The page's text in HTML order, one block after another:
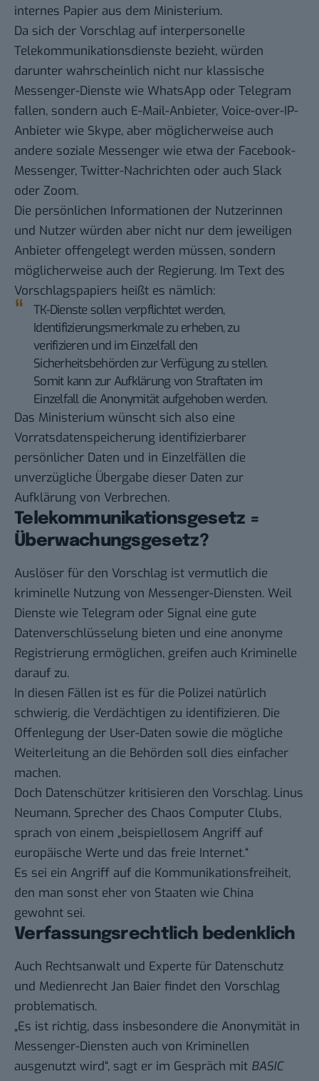
internes Papier aus dem Ministerium.
Da sich der Vorschlag auf interpersonelle
Telekommunikationsdienste bezieht, würden
darunter wahrscheinlich nicht nur klassische
Messenger-Dienste wie WhatsApp oder Telegram
fallen, sondern auch E-Mail-Anbieter, Voice-over-IP-
Anbieter wie Skype, aber möglicherweise auch
andere soziale Messenger wie etwa der Facebook-
Messenger, Twitter-Nachrichten oder auch Slack
oder Zoom.
Die persönlichen Informationen der Nutzerinnen
und Nutzer würden aber nicht nur dem jeweiligen
Anbieter offengelegt werden müssen, sondern
möglicherweise auch der Regierung. Im Text des
Vorschlagspapiers heißt es nämlich:
TK-Dienste sollen verpflichtet werden,
Identifizierungsmerkmale zu erheben, zu
verifizieren und im Einzelfall den
Sicherheitsbehörden zur Verfügung zu stellen.
Somit kann zur Aufklärung von Straftaten im
Einzelfall die Anonymität aufgehoben werden.
Das Ministerium wünscht sich also eine
Vorratsdatenspeicherung identifizierbarer
persönlicher Daten und in Einzelfällen die
unverzügliche Übergabe dieser Daten zur
Aufklärung von Verbrechen.
Telekommunikationsgesetz =
Überwachungsgesetz?
Auslöser für den Vorschlag ist vermutlich die
kriminelle Nutzung von Messenger-Diensten. Weil
Dienste wie Telegram oder Signal eine gute
Datenverschlüsselung bieten und eine anonyme
Registrierung ermöglichen, greifen auch Kriminelle
darauf zu.
In diesen Fällen ist es für die Polizei natürlich
schwierig, die Verdächtigen zu identifizieren. Die
Offenlegung der User-Daten sowie die mögliche
Weiterleitung an die Behörden soll dies einfacher
machen.
Doch Datenschützer kritisieren den Vorschlag. Linus
Neumann, Sprecher des Chaos Computer Clubs,
sprach von einem „beispiellosem Angriff auf
europäische Werte und das freie Internet.“
Es sei ein Angriff auf die Kommunikationsfreiheit,
den man sonst eher von Staaten wie China
gewohnt sei.
Verfassungsrechtlich bedenklich
Auch Rechtsanwalt und Experte für Datenschutz
und Medienrecht Jan Baier findet den Vorschlag
problematisch.
„Es ist richtig, dass insbesondere die Anonymität in
Messenger-Diensten auch von Kriminellen
ausgenutzt wird“, sagt er im Gespräch mit BASIC